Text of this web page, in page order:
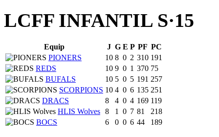
LCFF INFANTIL S·15
Equip J G E P PF PC
PIONERS
10 8 0 2 310 191
REDS
10 9 0 1 370 75
BUFALS
10 5 0 5 191 257
SCORPIONS 10 4 0 6 135 251
DRACS
8 4 0 4 169 119
HLIS Wolves 8 1 0 7 81
218
BOCS
6 0 0 6 44 189